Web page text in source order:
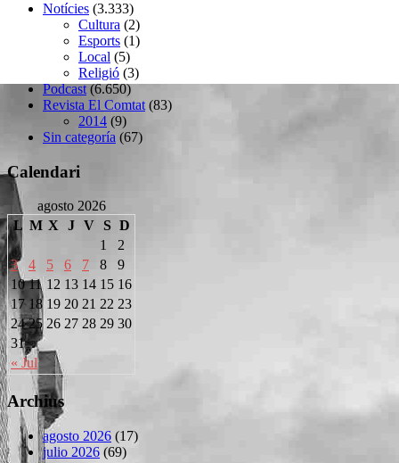
Notícies (3.333)
Cultura (2)
Esports (1)
Local (5)
Religió (3)
Podcast(6.650)
Revista El Comtat (83)
2014 (9)
Sin categoría (67)
Calendari
agosto 2026
L M X J V S D
« Jul
1
2
3
4 5 6 7 8
9
10 11 12 13 14 15 16
17 18 19 20 21 22 23
24 25 26 27 28 29 30
31
Archius
agosto 2026 (17)
julio 2026 (69)